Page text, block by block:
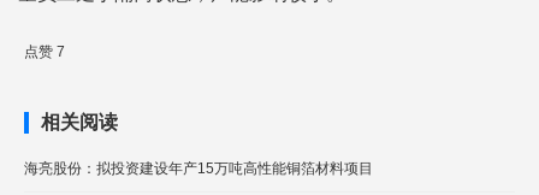
点赞 7
相关阅读
海亮股份：拟投资建设年产15万吨高性能铜箔材料项目